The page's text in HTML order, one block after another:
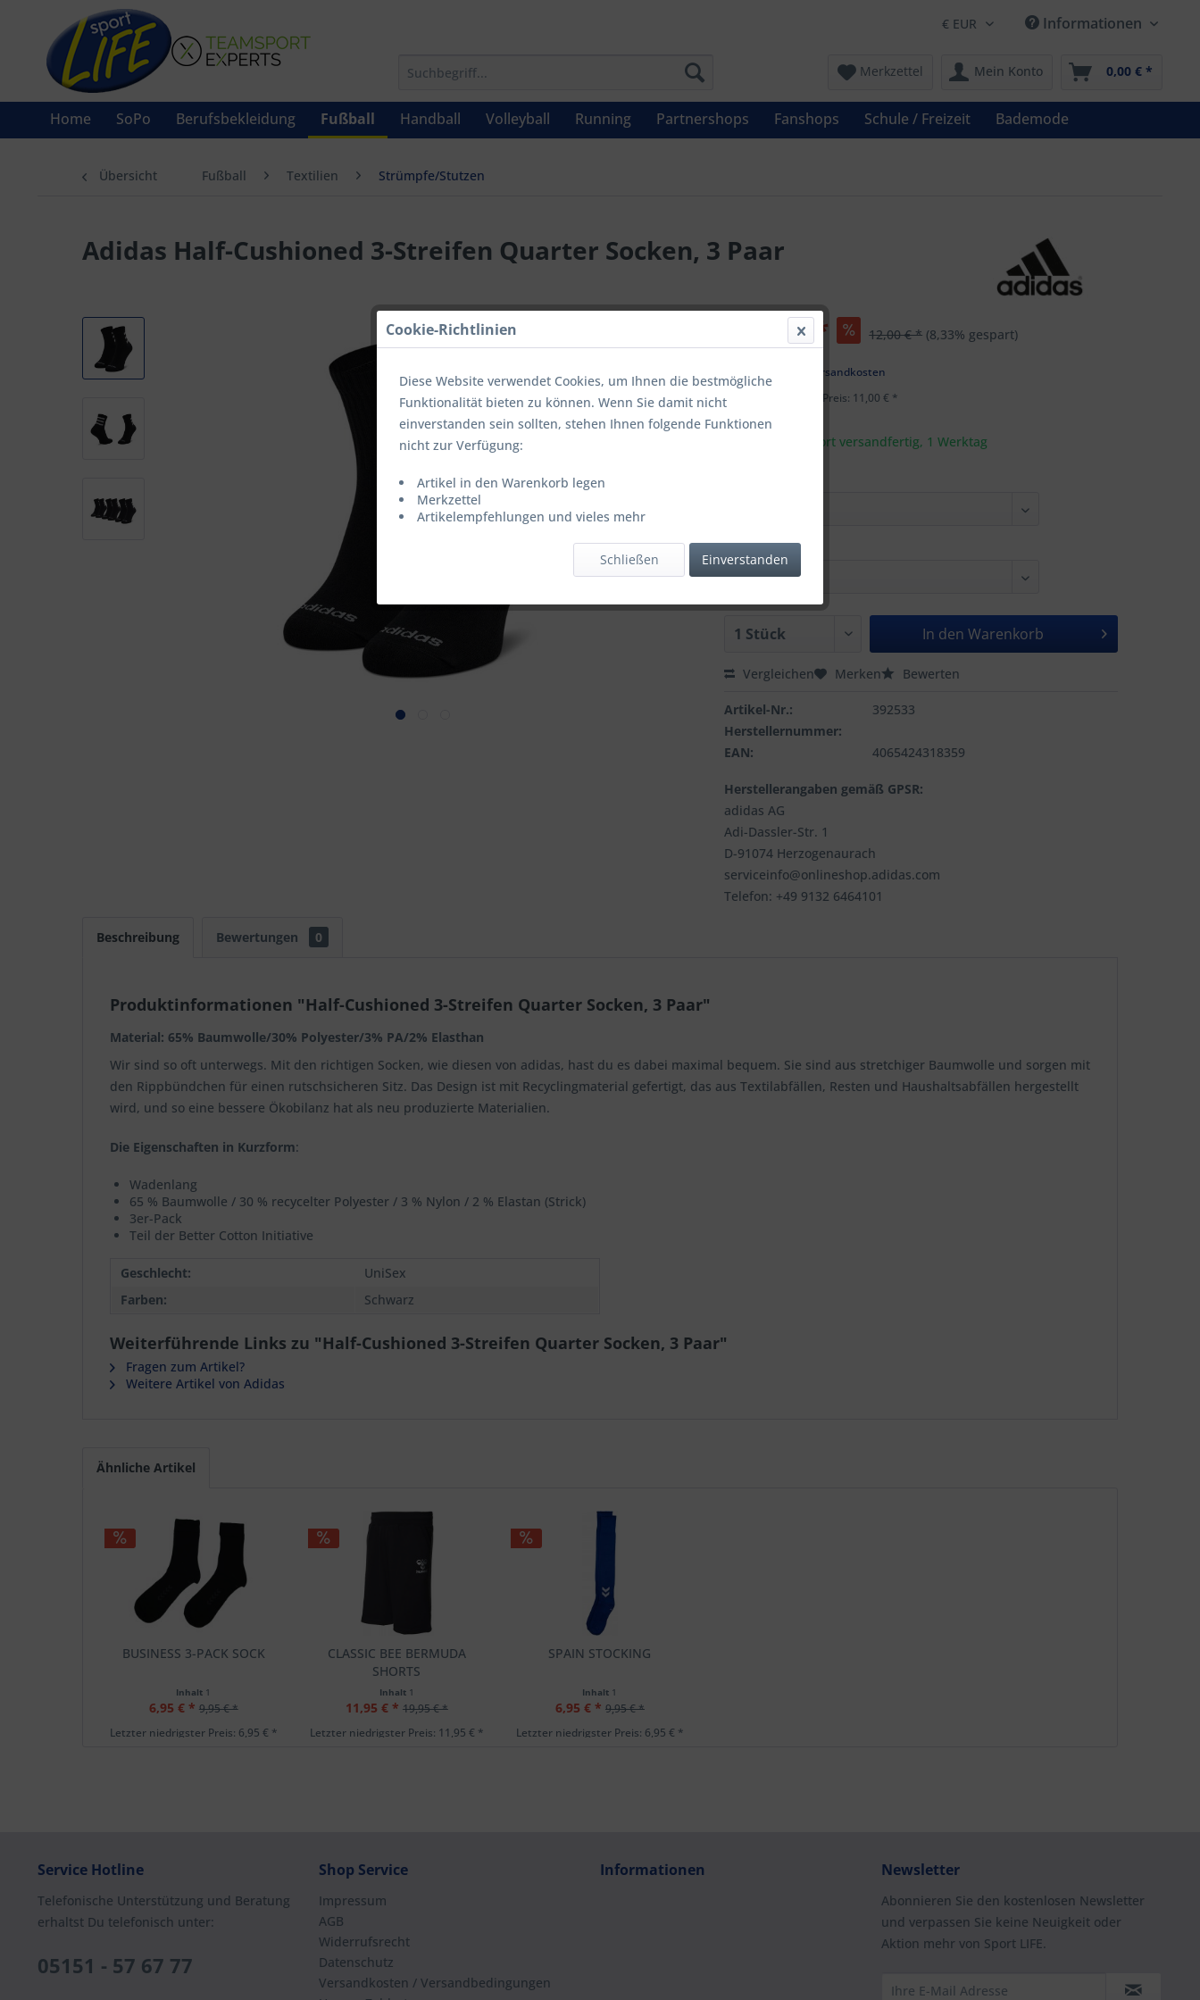
Informationen
Merkzettel Mein Konto 0,00 € *
Home SoPo Berufsbekleidung Fußball Handball Volleyball Running Partnershops Fanshops Schule / Freizeit Bademode
Übersicht Fußball Textilien Strümpfe/Stutzen
Adidas Half-Cushioned 3-Streifen Quarter Socken, 3 Paar
11,00 € * 12,00 € * (8,33% gespart)
zzgl. Versandkosten
Letzter niedrigster Preis: 11,00 € *
Artikel ist sofort versandfertig, 1 Werktag
GROESSE:
In den Warenkorb
Vergleichen Merken Bewerten
Artikel-Nr.:
392533
Herstellernummer:
EAN:
4065424318359
Herstellerangaben gemäß GPSR:
adidas AG
Adi-Dassler-Str. 1
D-91074 Herzogenaurach
serviceinfo@onlineshop.adidas.com
Telefon: +49 9132 6464101
Beschreibung Bewertungen 0
Produktinformationen "Half-Cushioned 3-Streifen Quarter Socken, 3 Paar"
Material: 65% Baumwolle/30% Polyester/3% PA/2% Elasthan
Wir sind so oft unterwegs. Mit den richtigen Socken, wie diesen von adidas, hast du es dabei maximal bequem. Sie sind aus stretchiger Baumwolle und sorgen mit
den Rippbündchen für einen rutschsicheren Sitz. Das Design ist mit Recyclingmaterial gefertigt, das aus Textilabfällen, Resten und Haushaltsabfällen hergestellt
wird, und so eine bessere Ökobilanz hat als neu produzierte Materialien.
Die Eigenschaften in Kurzform:
Wadenlang
65 % Baumwolle / 30 % recycelter Polyester / 3 % Nylon / 2 % Elastan (Strick)
3er-Pack
Teil der Better Cotton Initiative
Geschlecht:
UniSex
Farben:
Schwarz
Weiterführende Links zu "Half-Cushioned 3-Streifen Quarter Socken, 3 Paar"
Fragen zum Artikel?
Weitere Artikel von Adidas
Ähnliche Artikel
BUSINESS 3-PACK SOCK
Inhalt 1
6,95 € * 9,95 € *
Letzter niedrigster Preis: 6,95 € *
CLASSIC BEE BERMUDA
SHORTS
Inhalt 1
11,95 € * 19,95 € *
Letzter niedrigster Preis: 11,95 € *
SPAIN STOCKING
Inhalt 1
6,95 € * 9,95 € *
Letzter niedrigster Preis: 6,95 € *
Service Hotline
Telefonische Unterstützung und Beratung
erhaltst Du telefonisch unter:
05151 - 57 67 77
Shop Service
Impressum
AGB
Widerrufsrecht
Datenschutz
Versandkosten / Versandbedingungen
Informationen Newsletter
Abonnieren Sie den kostenlosen Newsletter
und verpassen Sie keine Neuigkeit oder
Aktion mehr von Sport LIFE.
Cookie-Richtlinien
Diese Website verwendet Cookies, um Ihnen die bestmögliche
Funktionalität bieten zu können. Wenn Sie damit nicht
einverstanden sein sollten, stehen Ihnen folgende Funktionen
nicht zur Verfügung:
Artikel in den Warenkorb legen
Merkzettel
Artikelempfehlungen und vieles mehr
Einverstanden
Schließen